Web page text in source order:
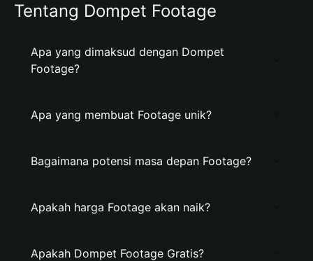
Tentang Dompet Footage
Apa yang dimaksud dengan Dompet
Footage?
Apa yang membuat Footage unik?
Bagaimana potensi masa depan Footage?
Apakah harga Footage akan naik?
Apakah Dompet Footage Gratis?